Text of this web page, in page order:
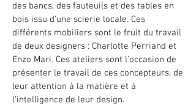
des bancs, des fauteuils et des tables en
bois issu d’une scierie locale. Ces
différents mobiliers sont le fruit du travail
de deux designers : Charlotte Perriand et
Enzo Mari. Ces ateliers sont l’occasion de
présenter le travail de ces concepteurs, de
leur attention à la matière et à
l’intelligence de leur design.